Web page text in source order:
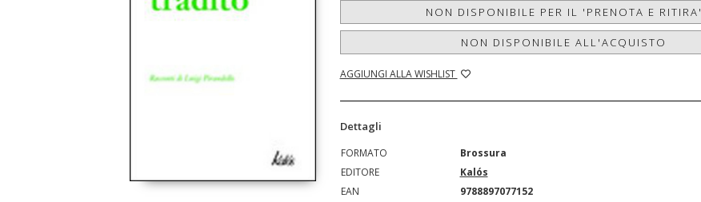
NON DISPONIBILE PER IL 'PRENOTA E RITIRA'
NON DISPONIBILE ALL'ACQUISTO
AGGIUNGI ALLA WISHLIST
Dettagli
FORMATO
Brossura
EDITORE
Kalós
EAN
9788897077152